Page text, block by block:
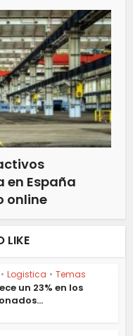
España
online
LIKE
• Logistica • Temas
un 23% en los